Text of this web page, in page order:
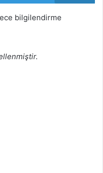
bilgilendirme